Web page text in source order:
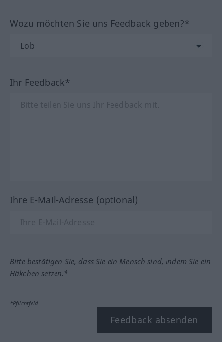
Wozu möchten Sie uns Feedback geben?*
Ihr Feedback*
Ihre E-Mail-Adresse (optional)
Bitte bestätigen Sie, dass Sie ein Mensch sind, indem Sie ein
Häkchen setzen.*
*Pflichtfeld
Feedback absenden